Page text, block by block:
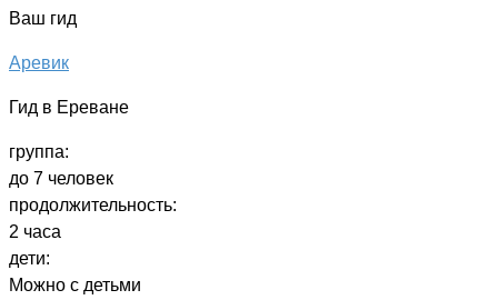
Ваш гид
Аревик
Гид в Ереване
группа:
до 7 человек
продолжительность:
2 часа
дети:
Можно с детьми